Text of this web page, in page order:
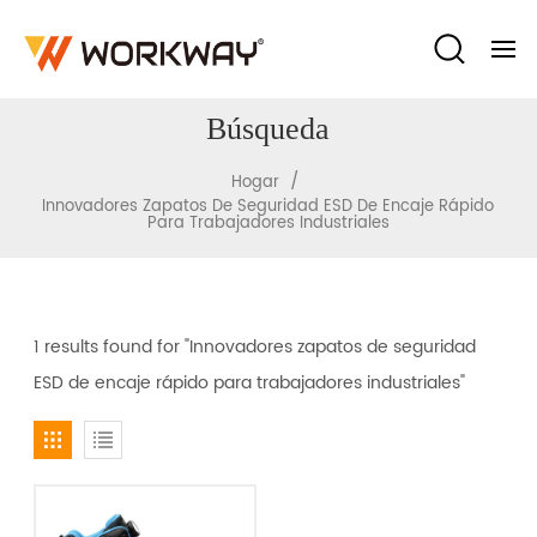
Búsqueda
Hogar /
Innovadores Zapatos De Seguridad ESD De Encaje Rápido
Para Trabajadores Industriales
1 results found for "Innovadores zapatos de seguridad
ESD de encaje rápido para trabajadores industriales"